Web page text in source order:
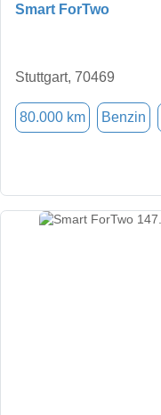
Smart ForTwo
Stuttgart, 70469
80.000 km Benzin